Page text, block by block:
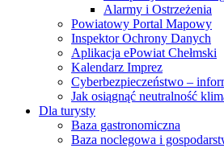
Alarmy i Ostrzeżenia
Powiatowy Portal Mapowy
Inspektor Ochrony Danych
Aplikacja ePowiat Chełmski
Kalendarz Imprez
Cyberbezpieczeństwo –
Jak osiągnąć neutralność
Dla turysty
Baza gastronomiczna
Baza noclegowa i